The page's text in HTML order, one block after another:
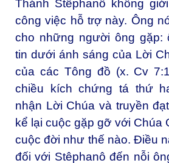
Thánh Stêphanô không
công việc hỗ trợ này. Ông
cho những người ông gặp:
tin dưới ánh sáng của Lời
của các Tông đồ (x. Cv
chiều kích chứng tá thứ
nhận Lời Chúa và truyền
kể lại cuộc gặp gỡ với Chúa
cuộc đời như thế nào. Điều
đối với Stêphanô đến nỗi